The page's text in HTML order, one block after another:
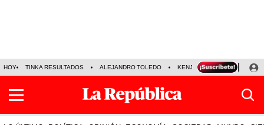
HOY TINKA RESULTADOS ALEJANDRO TOLEDO KENJI FUJIMORI